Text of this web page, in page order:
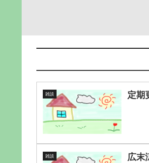
雑談 定期
雑談 広末